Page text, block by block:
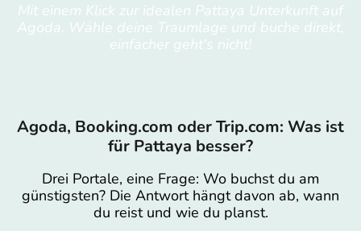
Mit einem Klick zur idealen Pattaya Unterkunft auf
Agoda. Wähle deine Traumlage und buche direkt,
einfacher geht's nicht!
Agoda, Booking.com oder Trip.com: Was ist
für Pattaya besser?
Drei Portale, eine Frage: Wo buchst du am
günstigsten? Die Antwort hängt davon ab, wann
du reist und wie du planst.